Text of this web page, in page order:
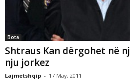
Bota
Shtraus Kan dërgohet në
nju jorkez
Lajmetshqip - 17 May, 2011